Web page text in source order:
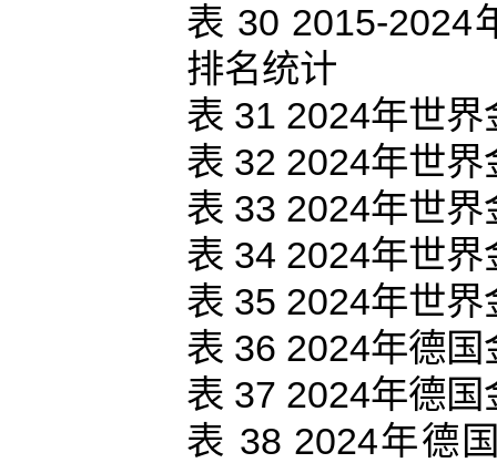
表 30 2015-2024
排名统计
表 31 2024年世
表 32 2024年世
表 33 2024年世
表 34 2024年世
表 35 2024年世
表 36 2024年德
表 37 2024年德
表 38 2024年德